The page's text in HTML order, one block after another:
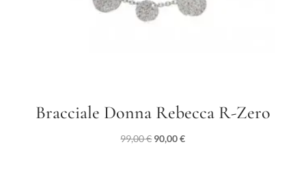
Bracciale Donna Rebecca R-Zero
99,00€ Il
90,00€Il